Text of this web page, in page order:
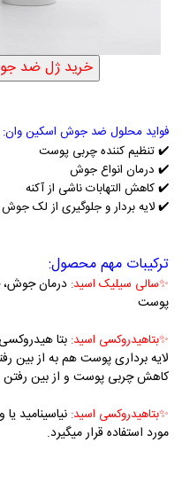
فواید محلول ضد جوش اسکین وان:
✔️تنظیم کننده چربی پوست
✔️ درمان انواع جوش
✔️کاهش التهابات ناشی از آکنه
✔️لایه بردار و جلوگیری از لک جوش
ترکیبات مهم محصول:
✨سالی سیلیک اسید: درمان جوش،
پوست
✨بتاهیدروکسی اسید: بتا
لایه برداری پوست هم به از
کاهش چربی پوست و از بین
✨بتاهیدروکسی اسید:
مورد استفاده قرار میگیرد.